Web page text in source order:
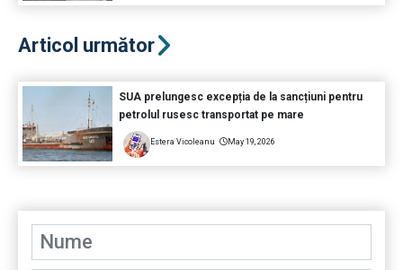
Articol următor
SUA prelungesc excepția de la sancțiuni pentru
petrolul rusesc transportat pe mare
Estera Vicoleanu May 19, 2026